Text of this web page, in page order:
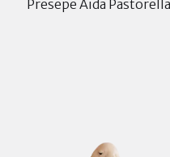
Presepe Aida